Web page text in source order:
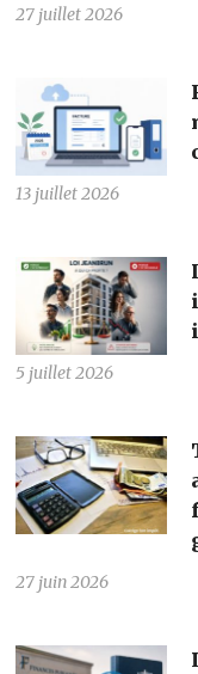
27 juillet 2026
13 juillet 2026
5 juillet 2026
27 juin 2026